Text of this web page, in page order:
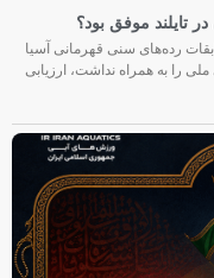
تایلند موفق بود؟
رده‌های سنی قهرمانی آسیا
ملی را به همراه نداشت، ارزیابی